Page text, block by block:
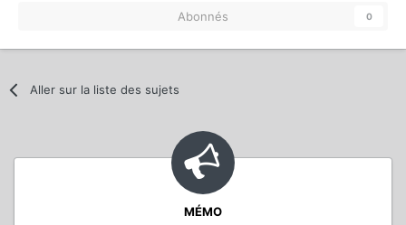
Abonnés 0
Aller sur la liste des sujets
MÉMO